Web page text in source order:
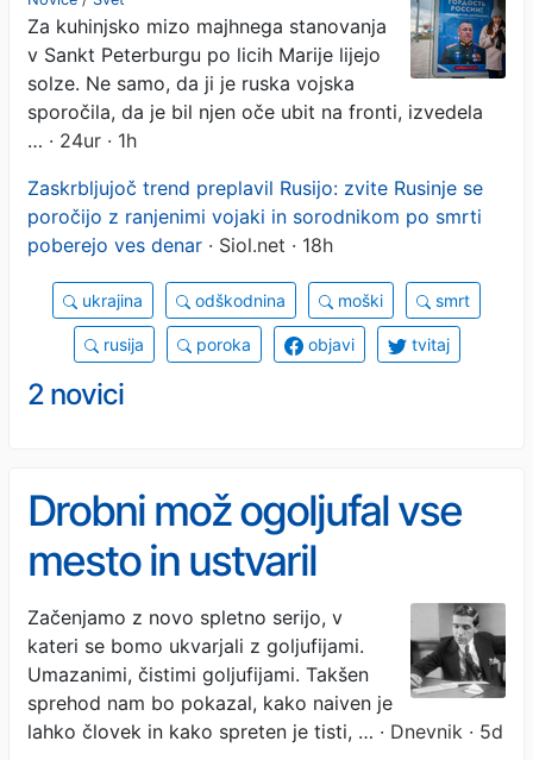
Za kuhinjsko mizo majhnega stanovanja
v Sankt Peterburgu po licih Marije lijejo
solze. Ne samo, da ji je ruska vojska
sporočila, da je bil njen oče ubit na fronti, izvedela
… · 24ur · 1h
Zaskrbljujoč trend preplavil Rusijo: zvite Rusinje se
poročijo z ranjenimi vojaki in sorodnikom po smrti
poberejo ves denar · Siol.net · 18h
ukrajina odškodnina moški smrt
rusija poroka objavi tvitaj
2 novici
Drobni mož ogoljufal vse
mesto in ustvaril
najslavnejšo prevaro v
zgodovini
Začenjamo z novo spletno serijo, v
kateri se bomo ukvarjali z goljufijami.
Umazanimi, čistimi goljufijami. Takšen
sprehod nam bo pokazal, kako naiven je
lahko človek in kako spreten je tisti, … · Dnevnik · 5d